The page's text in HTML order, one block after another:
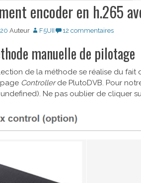
encoder en h.265
Auteur F5UII 12 commentaires
manuelle de pilotage
de la méthode se réalise du fait
Controllerde PlutoDVB. Pour
Ne pas oublier de cliquer